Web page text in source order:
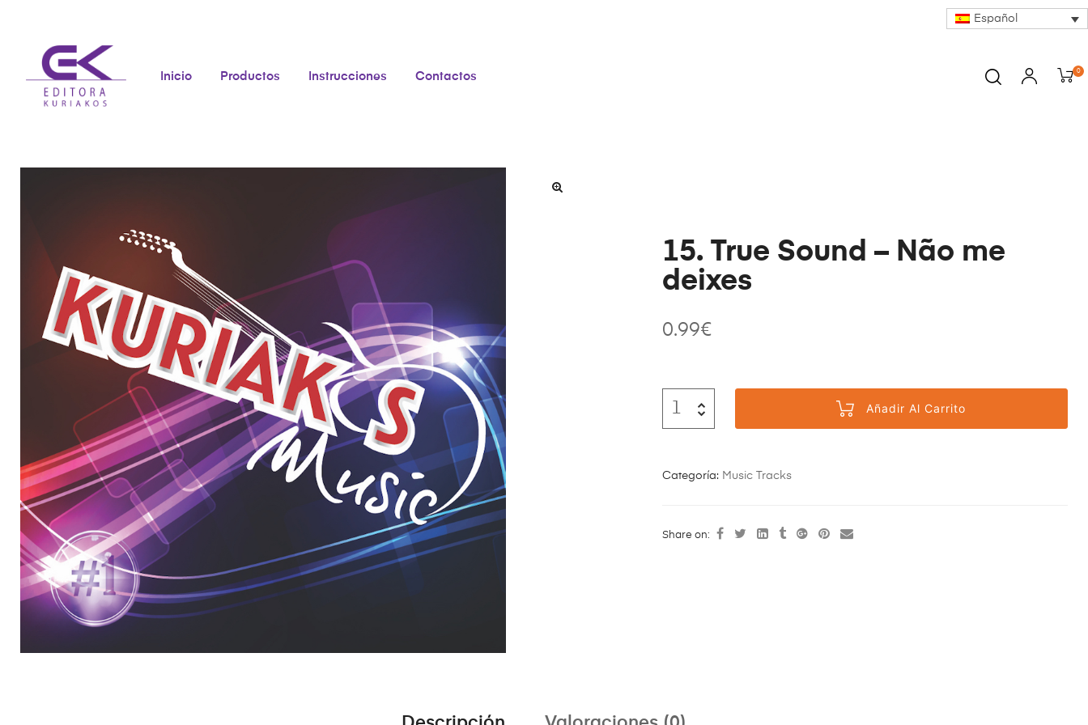
Español
Inicio Productos Instrucciones Contactos 0
15. True Sound – Não me
deixes
0.99€
Añadir Al Carrito
Categoría: Music Tracks
Share on: